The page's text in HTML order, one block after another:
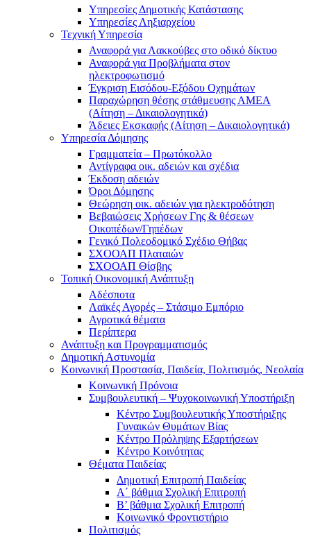
Υπηρεσίες Δημοτικής Κατάστασης
Υπηρεσίες Ληξιαρχείου
Τεχνική Υπηρεσία
Αναφορά για Λακκούβες στο οδικό δίκτυο
Αναφορά για Προβλήματα στον
ηλεκτροφωτισμό
Έγκριση Εισόδου-Εξόδου Οχημάτων
Παραχώρηση θέσης στάθμευσης ΑΜΕΑ
(Αίτηση – Δικαιολογητικά)
Άδειες Εκσκαφής (Αίτηση – Δικαιολογητικά)
Υπηρεσία Δόμησης
Γραμματεία – Πρωτόκολλο
Αντίγραφα οικ. αδειών και σχέδια
Έκδοση αδειών
Όροι Δόμησης
Θεώρηση οικ. αδειών για ηλεκτροδότηση
Βεβαιώσεις Χρήσεων Γης & θέσεων
Οικοπέδων/Γηπέδων
Γενικό Πολεοδομικό Σχέδιο Θήβας
ΣΧΟΟΑΠ Πλαταιών
ΣΧΟΟΑΠ Θίσβης
Τοπική Οικονομική Ανάπτυξη
Αδέσποτα
Λαϊκές Αγορές – Στάσιμο Εμπόριο
Αγροτικά θέματα
Περίπτερα
Ανάπτυξη και Προγραμματισμός
Δημοτική Αστυνομία
Κοινωνική Προστασία, Παιδεία, Πολιτισμός, Νεολαία
Κοινωνική Πρόνοια
Συμβουλευτική – Ψυχοκοινωνική Υποστήριξη
Κέντρο Συμβουλευτικής Υποστήριξης
Γυναικών Θυμάτων Βίας
Κέντρο Πρόληψης Εξαρτήσεων
Κέντρο Κοινότητας
Θέματα Παιδείας
Δημοτική Επιτροπή Παιδείας
Α΄ βάθμια Σχολική Επιτροπή
B’ βάθμια Σχολική Επιτροπή
Κοινωνικό Φροντιστήριο
Πολιτισμός